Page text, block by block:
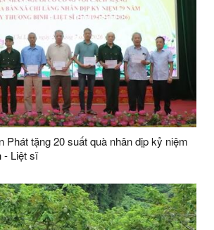
Phát tặng 20 suất quà nhân dịp kỷ niệm
- Liệt sĩ